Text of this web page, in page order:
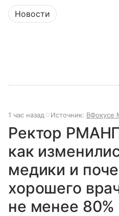
Новости
1 час назад Источник: ВФокусе
Ректор
как
медики и
хорошего
не менее